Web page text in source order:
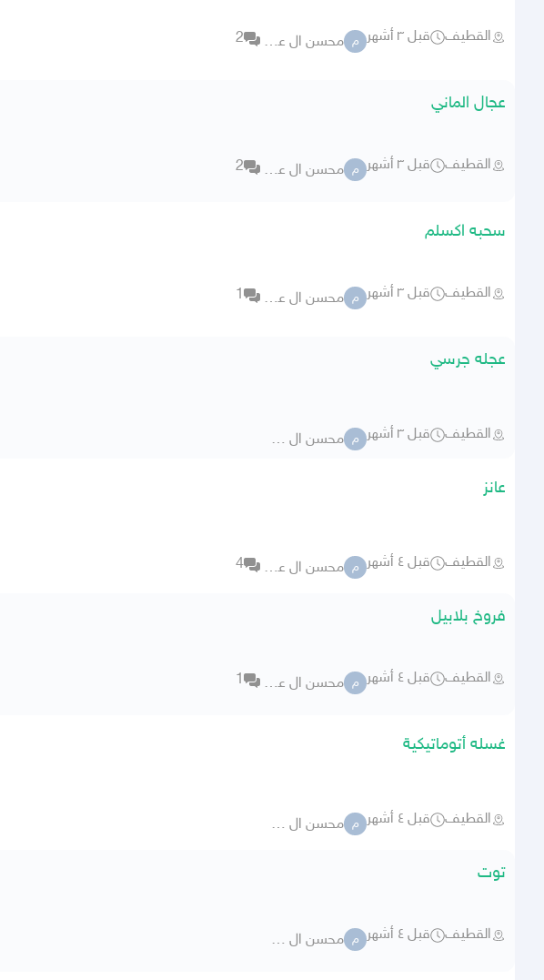
القطيف قبل ٣ أشهر م محسن ال عمير 2
عجال الماني
القطيف قبل ٣ أشهر م محسن ال عمير 2
سحبه اكسلم
القطيف قبل ٣ أشهر م محسن ال عمير 1
عجله جرسي
القطيف قبل ٣ أشهر م محسن ال عمير
عانز
القطيف قبل ٤ أشهر م محسن ال عمير 4
فروخ بلابيل
القطيف قبل ٤ أشهر م محسن ال عمير 1
غسله أتوماتيكية
القطيف قبل ٤ أشهر م محسن ال عمير
توت
القطيف قبل ٤ أشهر م محسن ال عمير